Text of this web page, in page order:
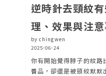
逆時針去頸紋
理、效果與注
by chingwen
2025-06-24
你有開始覺得脖子的紋路
養品，卻還是被頸紋默默